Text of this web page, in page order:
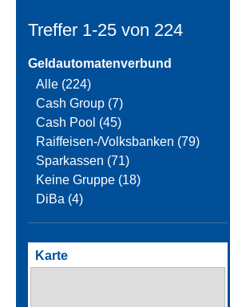
Treffer 1-25 von 224
Geldautomatenverbund
Alle (224)
Cash Group (7)
Cash Pool (45)
Raiffeisen-/Volksbanken (79)
Sparkassen (71)
Keine Gruppe (18)
DiBa (4)
Karte